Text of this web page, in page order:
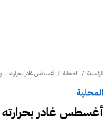
الرئيسية / المحلية / أغسطس غادر بحرارته ...
المحلية
أغسطس غادر